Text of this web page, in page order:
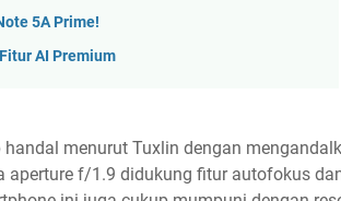
5A Prime!
AI Premium
menurut Tuxlin dengan
aperture f/1.9 didukung fitur autofokus